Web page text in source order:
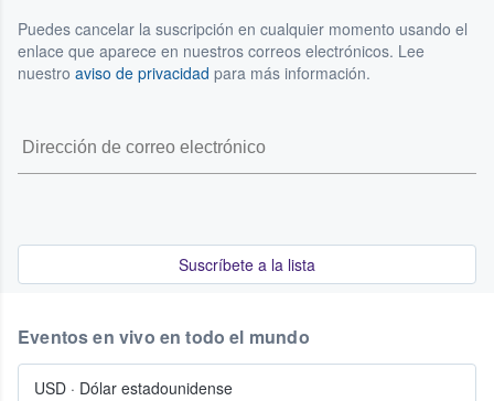
Puedes cancelar la suscripción en cualquier momento usando el
enlace que aparece en nuestros correos electrónicos. Lee
nuestro aviso de privacidad para más información.
Suscríbete a la lista
Eventos en vivo en todo el mundo
USD · Dólar estadounidense